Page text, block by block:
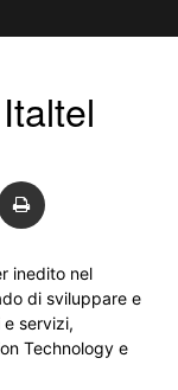
inedito nel
di sviluppare e
servizi,
Technology e